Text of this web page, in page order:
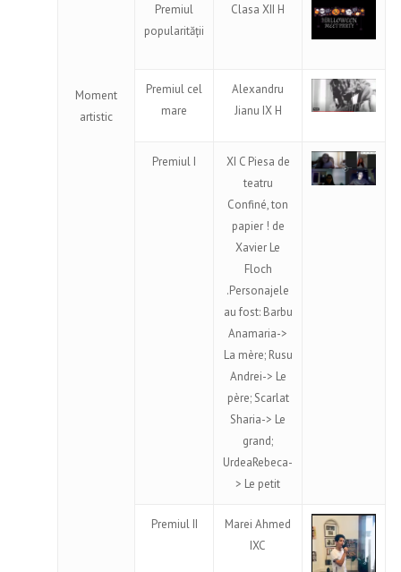
Moment
artistic
Premiul
popularităţii
Clasa XII H
Premiul cel
mare
Alexandru
Jianu IX H
Premiul I
XI C Piesa de
teatru
Confiné, ton
papier ! de
Xavier Le
Floch
.Personajele
au fost: Barbu
Anamaria->
La mère; Rusu
Andrei-> Le
père; Scarlat
Sharia-> Le
grand;
UrdeaRebeca-
> Le petit
Premiul II
Marei Ahmed
IXC